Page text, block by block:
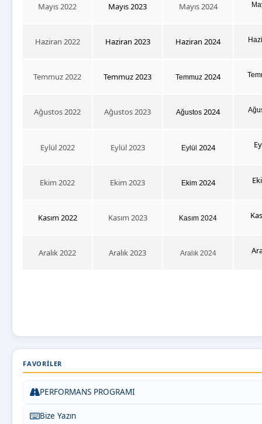
Mayıs 2022 Mayıs 2023 Mayıs 2024
Haziran 2022 Haziran 2023 Haziran 2024
Temmuz 2022 Temmuz 2023 Temmuz 2024
Ağustos 2022 Ağustos 2023 Ağustos 2024
Eylül 2022 Eylül 2023 Eylül 2024
Ekim 2022 Ekim 2023 Ekim 2024
Kasım 2022 Kasım 2023 Kasım 2024
Aralık 2022 Aralık 2023 Aralık 2024
FAVORILER
PERFORMANS PROGRAMI
Bize Yazın